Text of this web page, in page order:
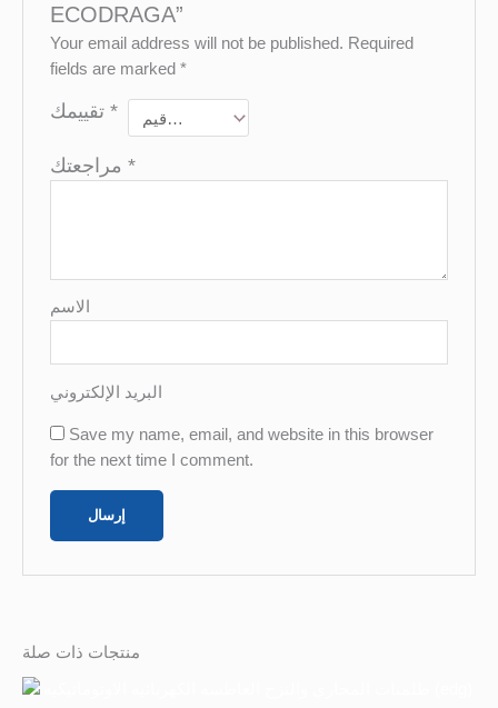
ECODRAGA”
Your email address will not be published. Required
fields are marked*
تقييمك*
مراجعتك*
الاسم
البريد الإلكتروني
Save my name, email, and website in this browser
for the next time I comment.
منتجات ذات صلة